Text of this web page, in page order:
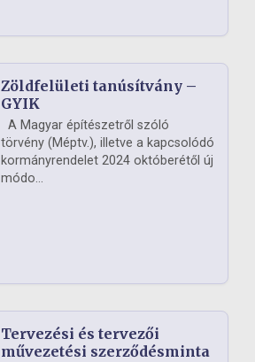
Zöldfelületi tanúsítvány –
GYIK
A Magyar építészetről szóló
törvény (Méptv.), illetve a kapcsolódó
kormányrendelet 2024 októberétől új
módo...
Tervezési és tervezői
művezetési szerződésminta